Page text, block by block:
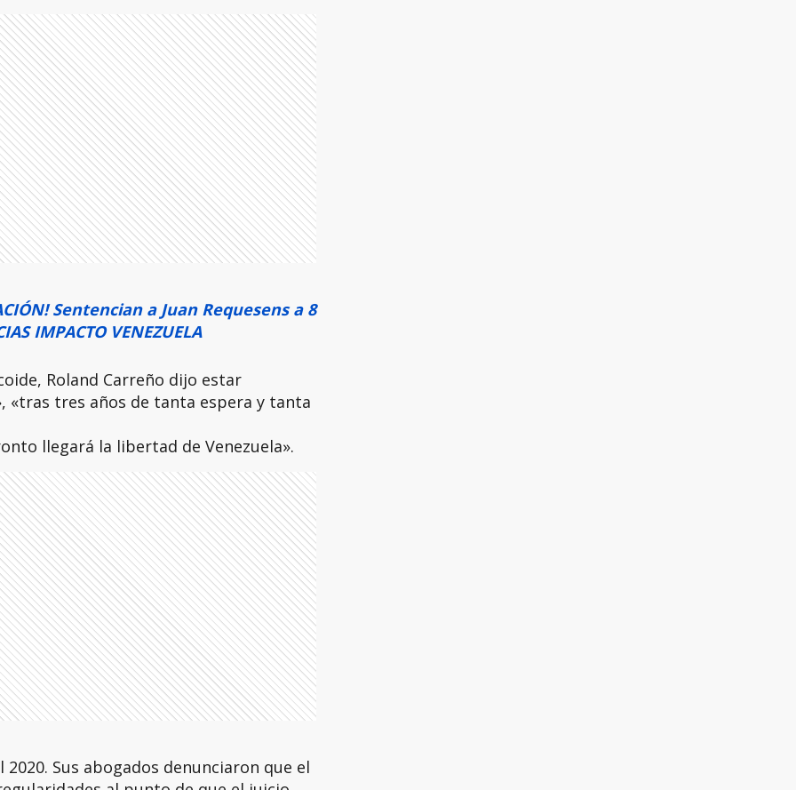
Sentencian a Juan Requesens a 8
IMPACTO VENEZUELA
Roland Carreño dijo estar
«tras tres años de tanta espera y tanta
llegará la libertad de Venezuela».
Sus abogados denunciaron que el